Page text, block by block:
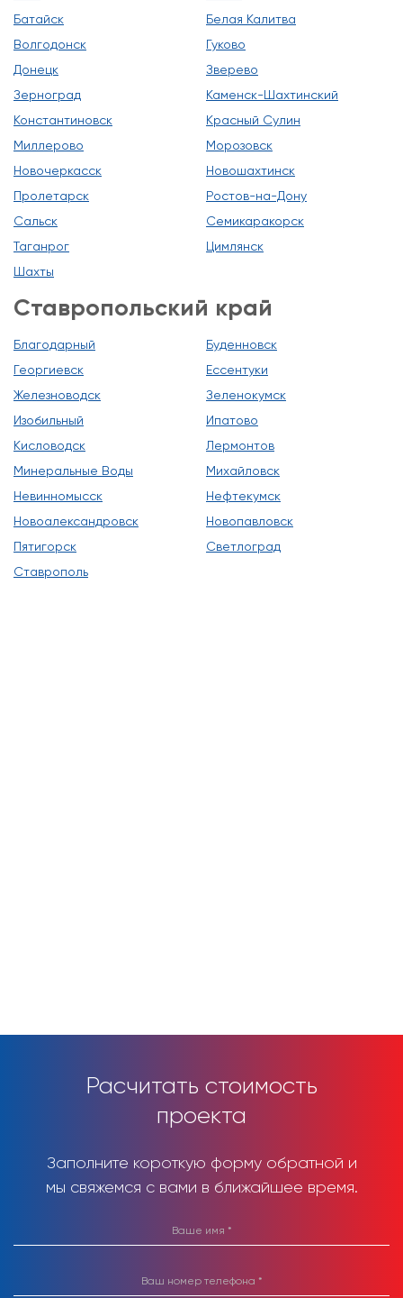
Батайск
Белая Калитва
Волгодонск
Гуково
Донецк
Зверево
Зерноград
Каменск-Шахтинский
Константиновск
Красный Сулин
Миллерово
Морозовск
Новочеркасск
Новошахтинск
Пролетарск
Ростов-на-Дону
Сальск
Семикаракорск
Таганрог
Цимлянск
Шахты
Ставропольский край
Благодарный
Буденновск
Георгиевск
Ессентуки
Железноводск
Зеленокумск
Изобильный
Ипатово
Кисловодск
Лермонтов
Минеральные Воды
Михайловск
Невинномысск
Нефтекумск
Новоалександровск
Новопавловск
Пятигорск
Светлоград
Ставрополь
Расчитать стоимость
проекта
Заполните короткую форму обратной и
мы свяжемся с вами в ближайшее время.